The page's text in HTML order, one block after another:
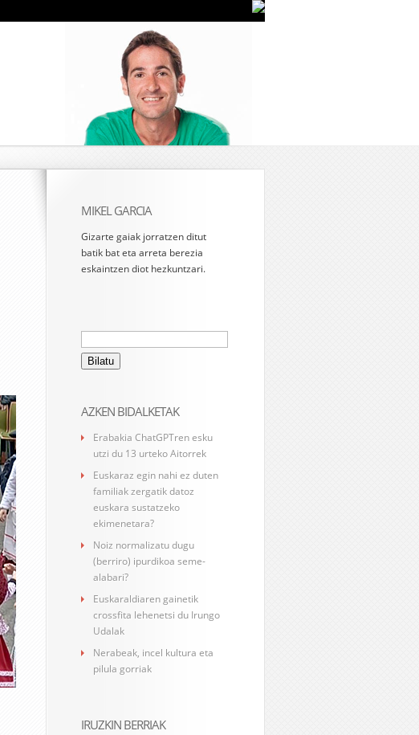
MIKEL GARCIA
Gizarte gaiak jorratzen ditut
batik bat eta arreta berezia
eskaintzen diot hezkuntzari.
Bilatu:
AZKEN BIDALKETAK
Erabakia ChatGPTren esku
utzi du 13 urteko Aitorrek
Euskaraz egin nahi ez duten
familiak zergatik datoz
euskara sustatzeko
ekimenetara?
Noiz normalizatu dugu
(berriro) ipurdikoa seme-
alabari?
Euskaraldiaren gainetik
crossfita lehenetsi du Irungo
Udalak
Nerabeak, incel kultura eta
pilula gorriak
IRUZKIN BERRIAK